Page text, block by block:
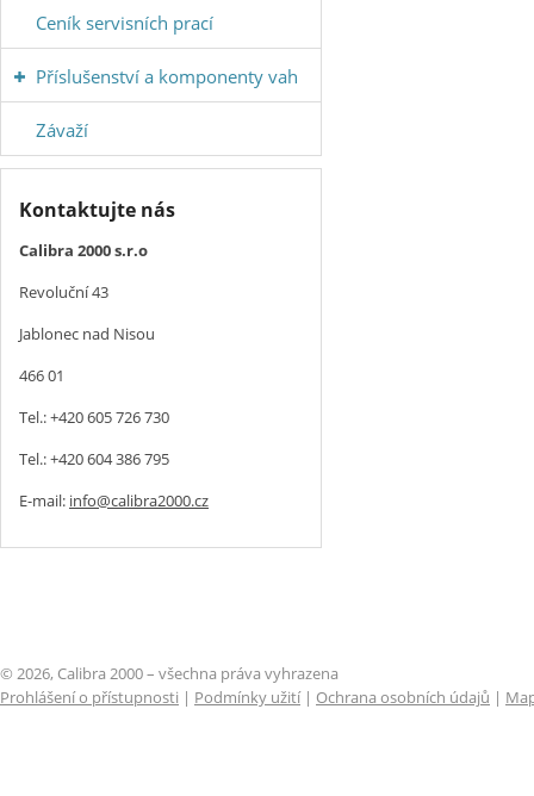
Ceník servisních prací
Příslušenství a komponenty vah
Závaží
Kontaktujte nás
Calibra 2000 s.r.o
Revoluční 43
Jablonec nad Nisou
466 01
Tel.: +420 605 726 730
Tel.: +420 604 386 795
E-mail: info@calibra2000.cz
© 2026, Calibra 2000 – všechna práva vyhrazena
Prohlášení o přístupnosti | Podmínky užití| Ochrana osobních údajů |